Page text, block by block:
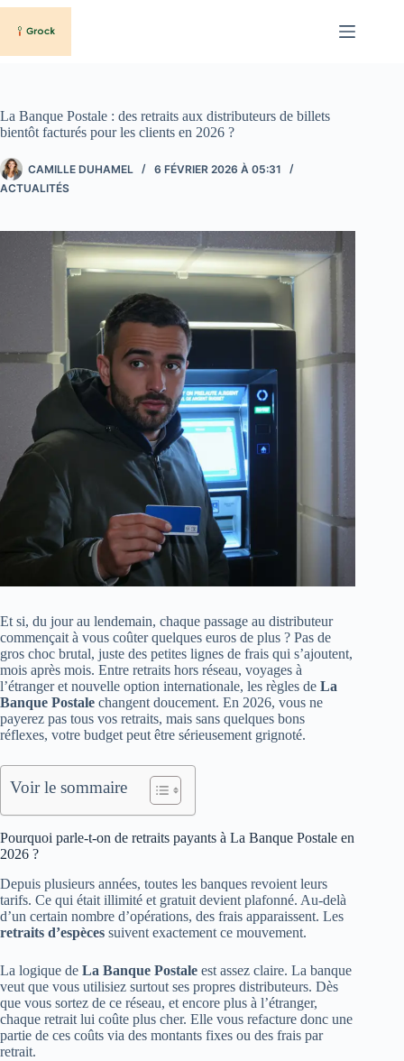
Passer
contenu
La Banque Postale : des retraits aux distributeurs de billets
bientôt facturés pour les clients en 2026 ?
CAMILLE DUHAMEL
6 FÉVRIER 2026 À 05:31
ACTUALITÉS
Et si, du jour au lendemain, chaque passage au distributeur
commençait à vous coûter quelques euros de plus ? Pas de
gros choc brutal, juste des petites lignes de frais qui s’ajoutent,
mois après mois. Entre retraits hors réseau, voyages à
l’étranger et nouvelle option internationale, les règles de La
Banque Postale changent doucement. En 2026, vous ne
payerez pas tous vos retraits, mais sans quelques bons
réflexes, votre budget peut être sérieusement grignoté.
Voir le sommaire
Pourquoi parle-t-on de retraits payants à La Banque Postale en
2026 ?
Depuis plusieurs années, toutes les banques revoient leurs
tarifs. Ce qui était illimité et gratuit devient plafonné. Au-delà
d’un certain nombre d’opérations, des frais apparaissent. Les
retraits d’espèces suivent exactement ce mouvement.
La logique de La Banque Postale est assez claire. La banque
veut que vous utilisiez surtout ses propres distributeurs. Dès
que vous sortez de ce réseau, et encore plus à l’étranger,
chaque retrait lui coûte plus cher. Elle vous refacture donc une
partie de ces coûts via des montants fixes ou des frais par
retrait.